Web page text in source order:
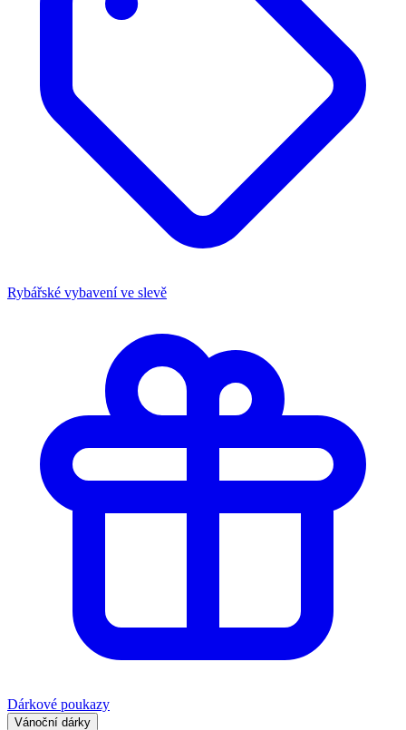
Rybářské vybavení ve slevě
Dárkové poukazy
Vánoční dárky